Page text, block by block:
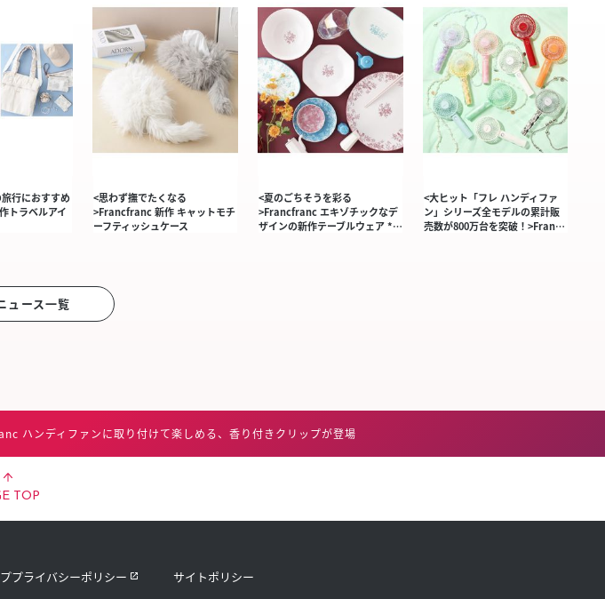
行におすすめ
トラベルアイ
<思わず撫でたくなる
>Francfranc 新作 キャットモチ
ーフティッシュケース
<夏のごちそうを彩る
>Francfranc エキゾチックなデ
ザインの新作テーブルウェア *…
<大ヒット「フレ ハンディファ
ン」シリーズ全モデルの累計販
売数が800万台を突破！>Fran…
ュース⼀覧
ハンディファンに取り付けて楽しめる、香り付きクリップが登場
TOP
プライバシーポリシー サイトポリシー